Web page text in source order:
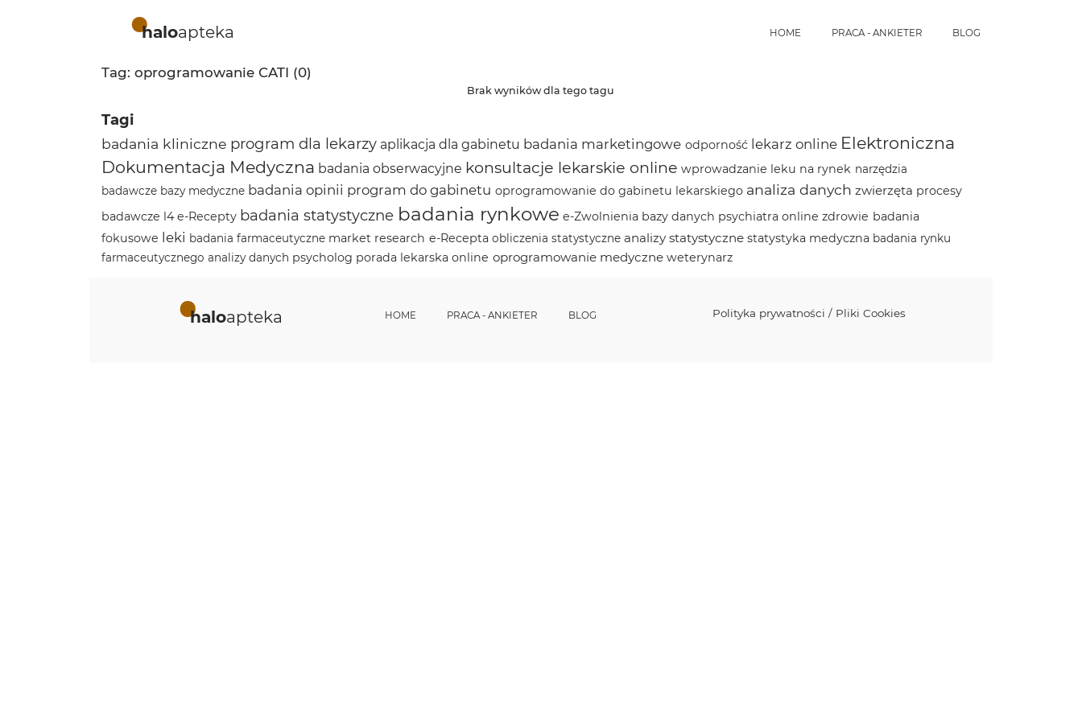
haloapteka HOME PRACA - ANKIETER BLOG
Tag: oprogramowanie CATI (0)
Brak wyników dla tego tagu
Tagi
badania kliniczne program dla lekarzy aplikacja dla gabinetu badania marketingowe odporność lekarz online Elektroniczna
Dokumentacja Medyczna badania obserwacyjne konsultacje lekarskie online wprowadzanie leku na rynek narzędzia
badawcze bazy medyczne badania opinii program do gabinetu oprogramowanie do gabinetu lekarskiego analiza danych zwierzęta procesy
badawcze l4 e-Recepty badania statystyczne badania rynkowe e-Zwolnienia bazy danych psychiatra online zdrowie badania
fokusowe leki badania farmaceutyczne market research e-Recepta obliczenia statystyczne analizy statystyczne statystyka medyczna badania rynku
farmaceutycznego analizy danych psycholog porada lekarska online oprogramowanie medyczne weterynarz
haloapteka HOME PRACA - ANKIETER BLOG Polityka prywatności / Pliki Cookies